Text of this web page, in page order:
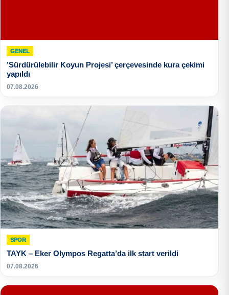
GENEL
’Sürdürülebilir Koyun Projesi’ çerçevesinde kura çekimi
yapıldı
07.08.2026
SPOR
TAYK – Eker Olympos Regatta’da ilk start verildi
07.08.2026